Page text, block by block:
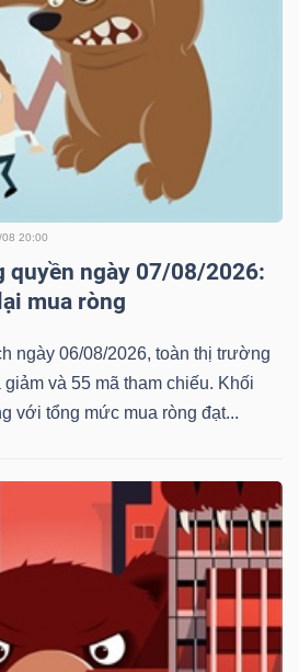
08 20:00
quyền ngày 07/08/2026:
mua ròng
ngày 06/08/2026, toàn thị trường
và 55 mã tham chiếu. Khối
với tổng mức mua ròng đạt...